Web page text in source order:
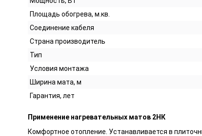
Площадь обогрева, м.кв.
Соединение кабеля
Страна производитель
Тип
Условия монтажа
Ширина мата, м
Гарантия, лет
Применение нагревательных матов 2НК
Комфортное отопление. Устанавливается в